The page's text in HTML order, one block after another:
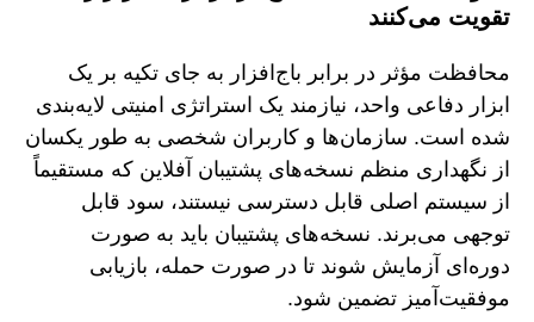
تقویت می‌کنند
محافظت مؤثر در برابر باج‌افزار به جای تکیه بر یک
ابزار دفاعی واحد، نیازمند یک استراتژی امنیتی لایه‌بندی
شده است. سازمان‌ها و کاربران شخصی به طور یکسان
از نگهداری منظم نسخه‌های پشتیبان آفلاین که مستقیماً
از سیستم اصلی قابل دسترسی نیستند، سود قابل
توجهی می‌برند. نسخه‌های پشتیبان باید به صورت
دوره‌ای آزمایش شوند تا در صورت حمله، بازیابی
موفقیت‌آمیز تضمین شود.